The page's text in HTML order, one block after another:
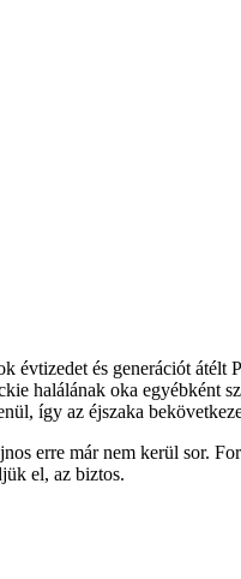
évtizedet és generációt átélt
halálának oka egyébként
így az éjszaka
erre már nem kerül sor.
el, az biztos.